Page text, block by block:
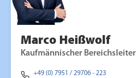
Marco Heißwolf
Kaufmännischer Bereichsleiter
+49 (0) 7951 / 29706 - 223